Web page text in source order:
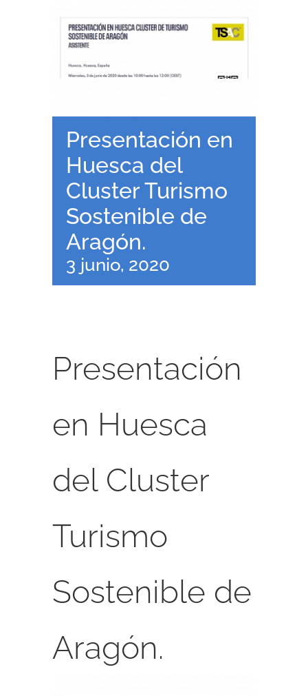
Presentación en
Huesca del
Cluster Turismo
Sostenible de
Aragón.
3 junio, 2020
Presentación
en Huesca
del Cluster
Turismo
Sostenible de
Aragón.